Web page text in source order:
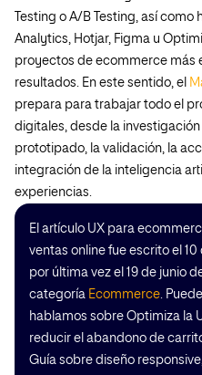
Testing o A/B Testing, así
Analytics, Hotjar, Figma u
proyectos de ecommerce más
resultados. En este sentido, el
prepara para trabajar todo el
digitales, desde la
prototipado, la validación, la
integración de la inteligencia
experiencias.
El artículo UX para
ventas online fue escrito el
por última vez el 19 de junio
categoría Ecommerce.
hablamos sobre Optimiza la
reducir el abandono de
Guía sobre diseño